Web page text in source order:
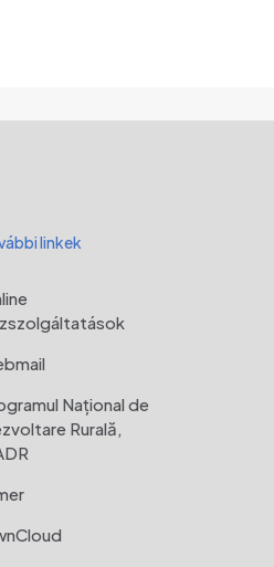
linkek
Național de
Rurală,